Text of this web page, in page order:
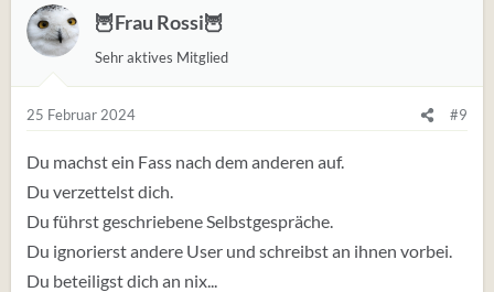
t
u
n
e
n
:
🦉Frau Rossi🦉
Sehr aktives Mitglied
25 Februar 2024 #9
Du machst ein Fass nach dem anderen auf.
Du verzettelst dich.
Du führst geschriebene Selbstgespräche.
Du ignorierst andere User und schreibst an ihnen vorbei.
Du beteiligst dich an nix...